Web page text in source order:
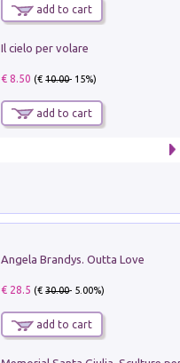
add to cart
Il cielo per volare
€ 8.50 (€10.00- 15%)
add to cart
Angela Brandys. Outta Love
€ 28.5 (€30.00- 5.00%)
add to cart